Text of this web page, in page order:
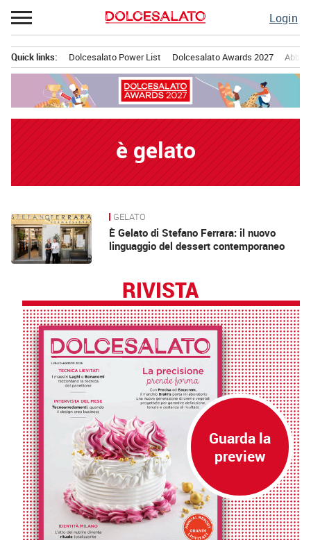
Passa
al
Login
principale
Quick links: Dolcesalato Power List Dolcesalato Awards 2027
è gelato
News GELATO
È Gelato di Stefano Ferrara: il nuovo
linguaggio del dessert contemporaneo
RIVISTA